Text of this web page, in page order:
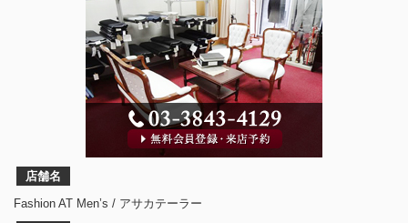
店舗名
Fashion AT Men’s / アサカテーラー